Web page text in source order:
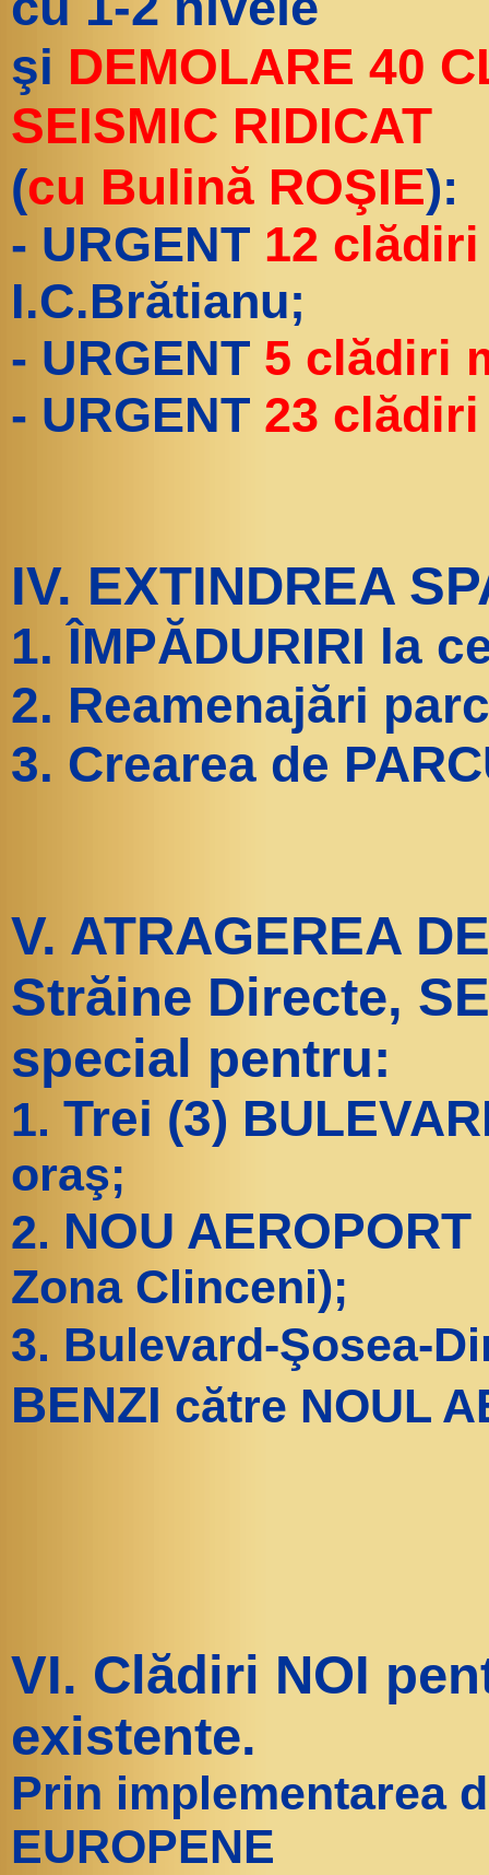
şi DEMOLARE 40
SEISMIC RIDICAT
(cu Bulină ROŞIE):
- URGENT 12
I.C.Brătianu;
- URGENT 5 clădiri
- URGENT 23
IV. EXTINDREA
1. ÎMPĂDURIRI la
2. Reamenajări
3. Crearea de
V. ATRAGEREA
Străine Directe,
special pentru:
1. Trei (3)
oraş;
2. NOU
Zona Clinceni);
3. Bulevard-Şosea-
BENZI către NOUL
VI. Clădiri NOI
existente.
Prin implementarea
EUROPENE